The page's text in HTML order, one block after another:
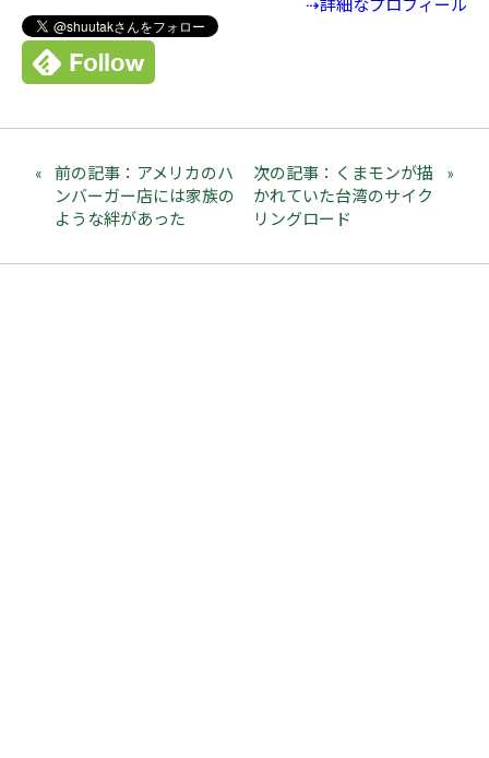
⇢詳細なプロフィール
前の記事：アメリカのハ
ンバーガー店には家族の
ような絆があった
次の記事：くまモンが描
かれていた台湾のサイク
リングロード